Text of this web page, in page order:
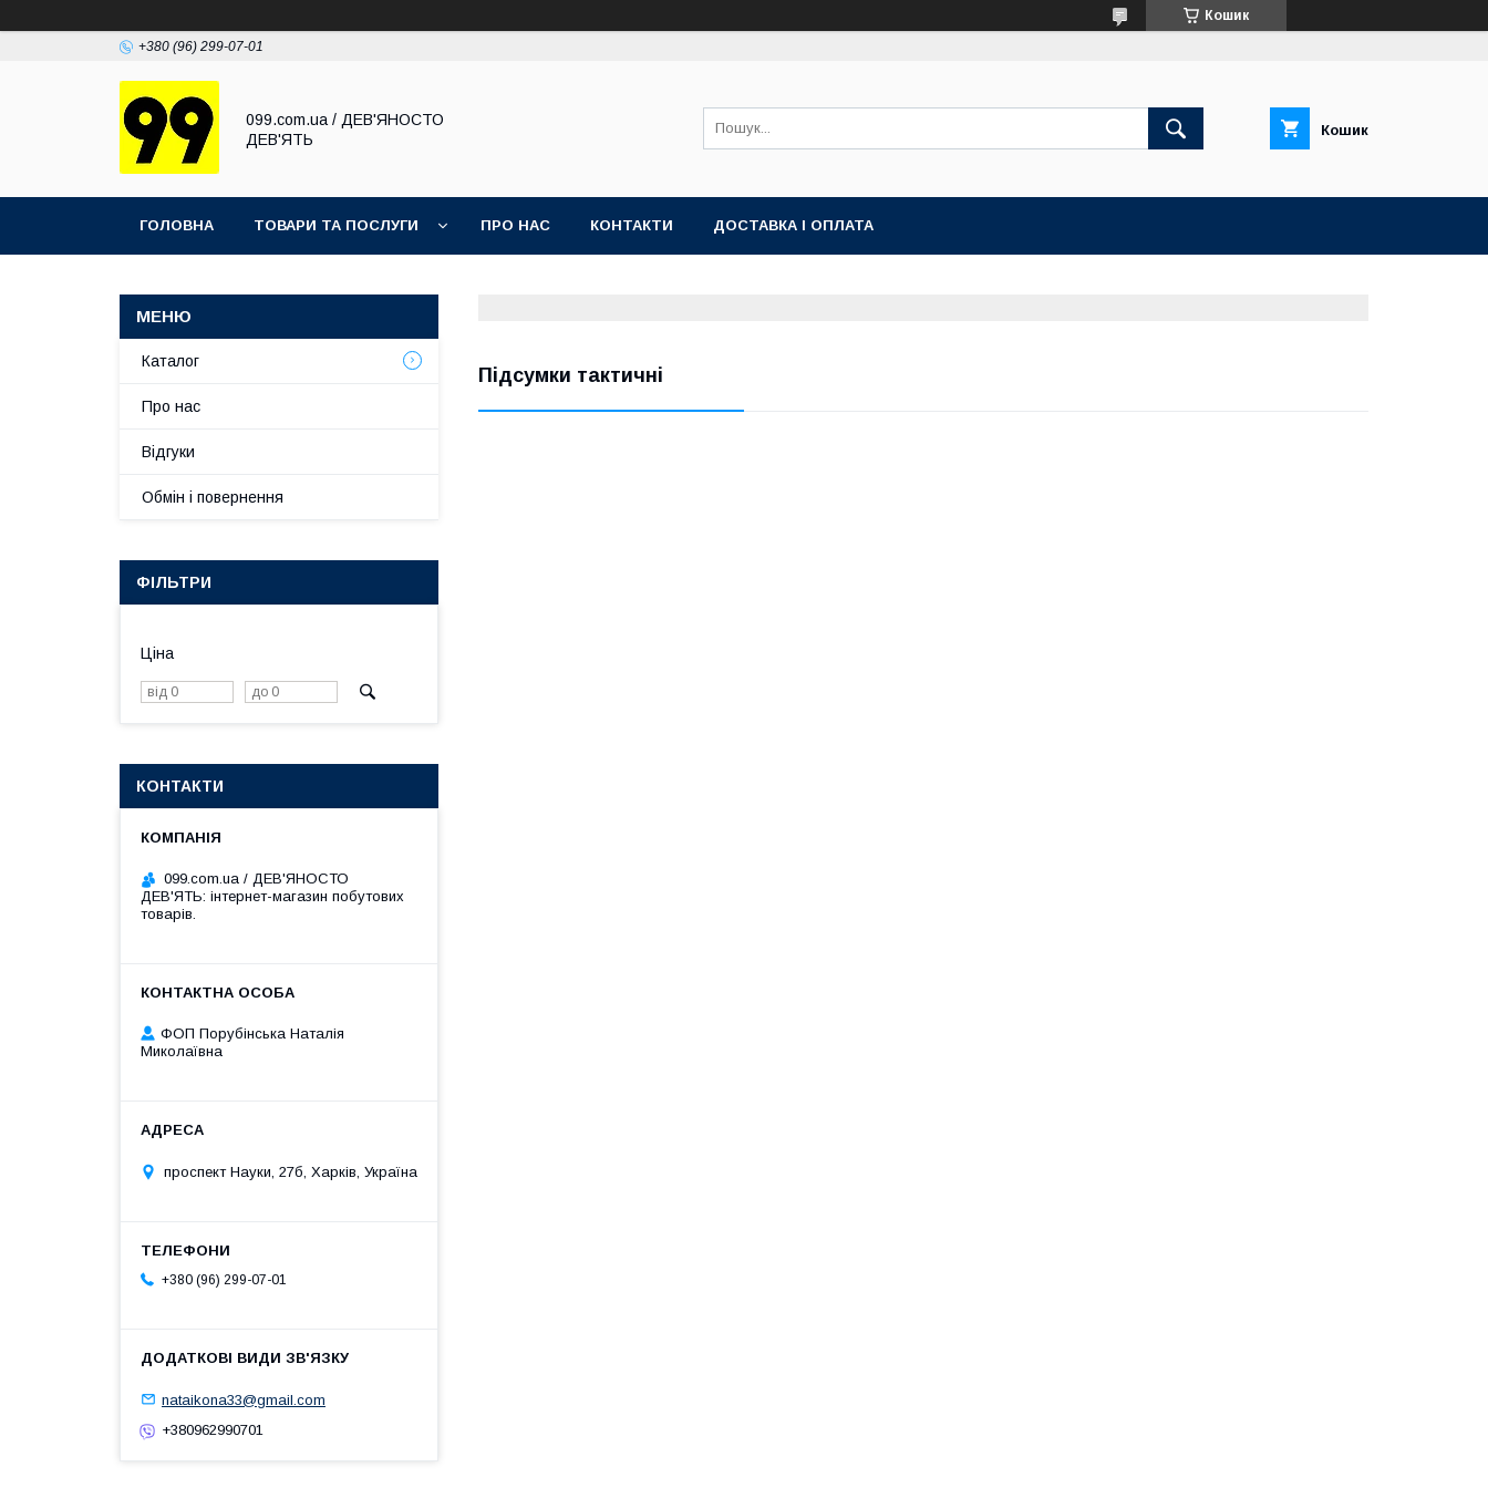
Кошик
+380 (96) 299-07-01
099.com.ua / ДЕВ'ЯНОСТО
ДЕВ'ЯТЬ
Кошик
ГОЛОВНА ТОВАРИ ТА ПОСЛУГИ ПРО НАС КОНТАКТИ ДОСТАВКА І ОПЛАТА
Підсумки тактичні
Каталог
Про нас
Відгуки
Обмін і повернення
ФІЛЬТРИ
Ціна
КОНТАКТИ
099.com.ua / ДЕВ'ЯНОСТО
ДЕВ'ЯТЬ: інтернет-магазин побутових
товарів.
ФОП Порубінська Наталія
Миколаївна
проспект Науки, 27б, Харків, Україна
+380 (96) 299-07-01
nataikona33@gmail.com
+380962990701